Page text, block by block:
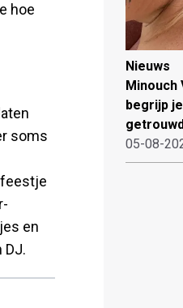
hoe
soms
en
DJ.
Nieuws
Minouch
begrijp
05-08-